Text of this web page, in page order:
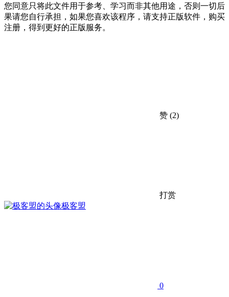
您同意只将此文件用于参考、学习而非其他用途，否则一切后
果请您自行承担，如果您喜欢该程序，请支持正版软件，购买
注册，得到更好的正版服务。
赞 (2)
打赏
极客盟
0